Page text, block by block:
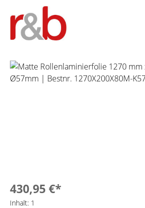
Bildergalerie überspringen
430,95 €*
Inhalt: 1